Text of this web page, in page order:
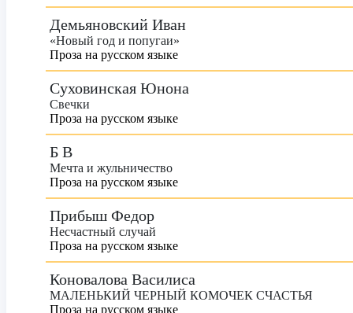
Демьяновский Иван
«Новый год и попугаи»
Проза на русском языке
Суховинская Юнона
Свечки
Проза на русском языке
Б В
Мечта и жульничество
Проза на русском языке
Прибыш Федор
Несчастный случай
Проза на русском языке
Коновалова Василиса
МАЛЕНЬКИЙ ЧЕРНЫЙ КОМОЧЕК СЧАСТЬЯ
Проза на русском языке